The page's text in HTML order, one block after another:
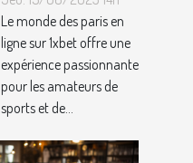
au jeu
1XBET ?
Le monde des paris en
ligne sur 1xbet offre une
expérience passionnante
pour les amateurs de
sports et de...